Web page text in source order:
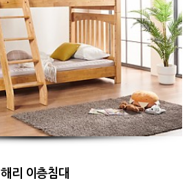
해리 이층침대